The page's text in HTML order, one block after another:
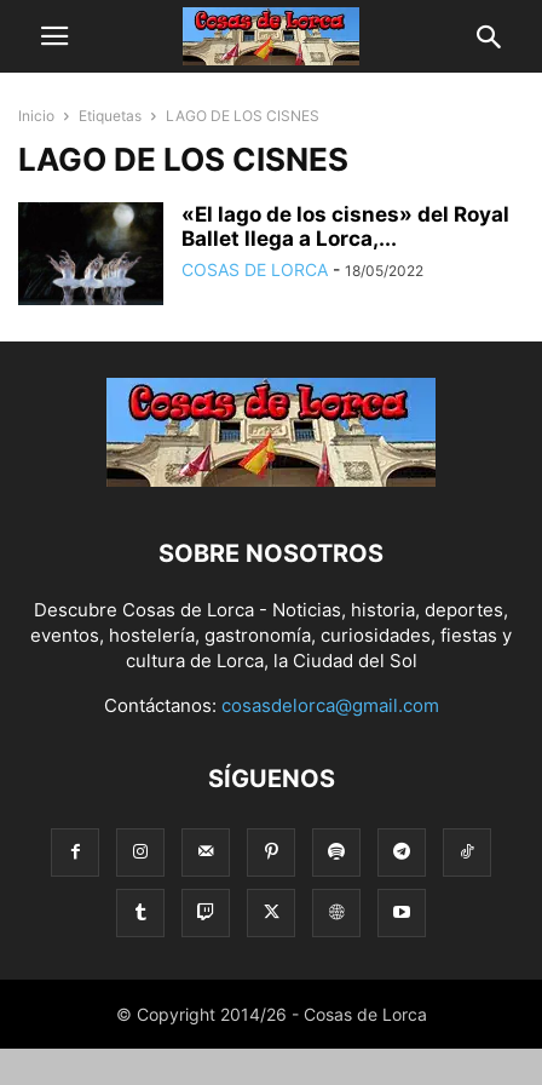
Inicio Etiquetas LAGO DE LOS CISNES
LAGO DE LOS CISNES
«El lago de los cisnes» del Royal
Ballet llega a Lorca,...
COSAS DE LORCA - 18/05/2022
SOBRE NOSOTROS
Descubre Cosas de Lorca - Noticias, historia, deportes,
eventos, hostelería, gastronomía, curiosidades, fiestas y
cultura de Lorca, la Ciudad del Sol
Contáctanos: cosasdelorca@gmail.com
SÍGUENOS
© Copyright 2014/26 - Cosas de Lorca